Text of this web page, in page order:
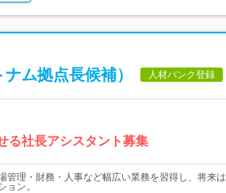
ム拠点長候補） 人材バンク登録
る社長アシスタント募集
管理・財務・人事など幅広い業務を習得し、将来は
ョン。